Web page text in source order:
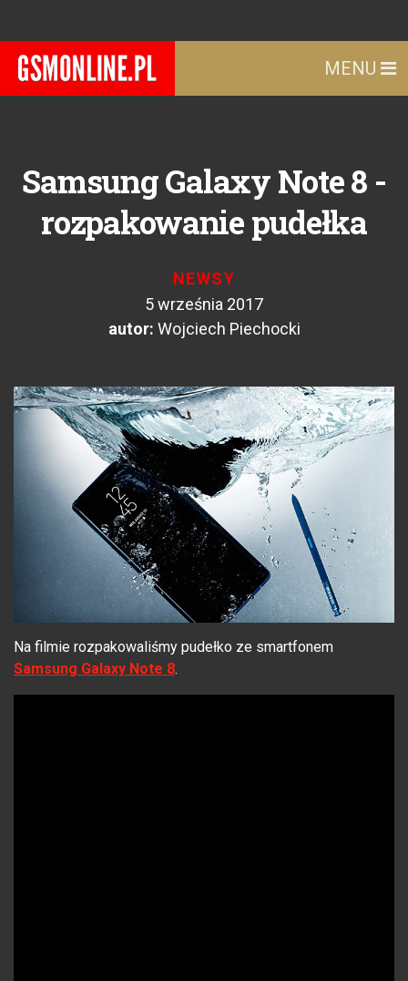
MENU
Samsung Galaxy Note 8 -
rozpakowanie pudełka
NEWSY
5 września 2017
autor: Wojciech Piechocki
Na filmie rozpakowaliśmy pudełko ze smartfonem
Samsung Galaxy Note 8.